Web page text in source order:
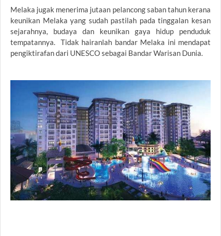
Melaka jugak menerima jutaan pelancong saban tahun kerana
keunikan Melaka yang sudah pastilah pada tinggalan kesan
sejarahnya, budaya dan keunikan gaya hidup penduduk
tempatannya. Tidak hairanlah bandar Melaka ini mendapat
pengiktirafan dari UNESCO sebagai Bandar Warisan Dunia.